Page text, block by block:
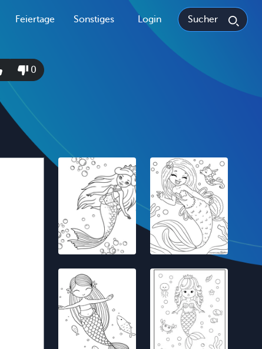
Feiertage Sonstiges Login
0